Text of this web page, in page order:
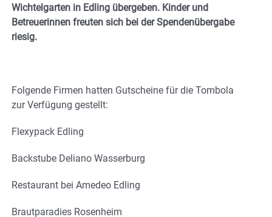
Wichtelgarten in Edling übergeben. Kinder und
Betreuerinnen freuten sich bei der Spendenübergabe
riesig.
Folgende Firmen hatten Gutscheine für die Tombola
zur Verfügung gestellt:
Flexypack Edling
Backstube Deliano Wasserburg
Restaurant bei Amedeo Edling
Brautparadies Rosenheim